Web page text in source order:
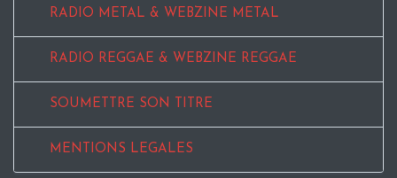
RADIO METAL & WEBZINE METAL
RADIO REGGAE & WEBZINE REGGAE
SOUMETTRE SON TITRE
MENTIONS LEGALES